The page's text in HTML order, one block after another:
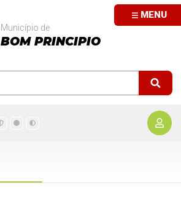
MENU
Município de
BOM PRINCIPIO